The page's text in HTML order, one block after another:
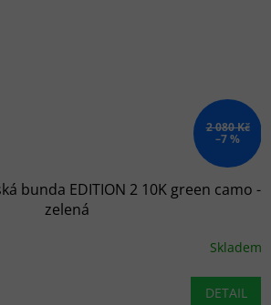
2 080 Kč
–7 %
bunda EDITION 2 10K green camo -
zelená
Skladem
DETAIL